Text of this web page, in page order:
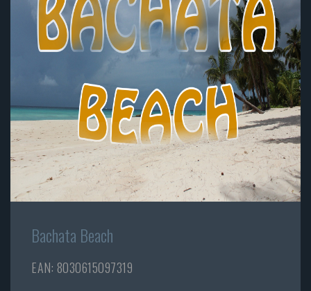
Bachata Beach
EAN: 8030615097319